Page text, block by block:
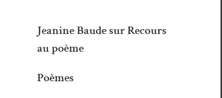
Jeanine Baude sur Recours
au poème
Poèmes